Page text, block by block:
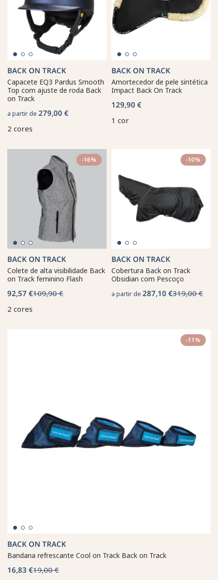
BACK ON TRACK
Capacete EQ3 Pardus Smooth
Top com ajuste de roda Back
on Track
a partir de 279,00 €
2 cores
BACK ON TRACK
Amortecedor de pele sintética
Impact Back On Track
129,90 €
1 cor
-16%
BACK ON TRACK
Colete de alta visibilidade Back
on Track feminino Flash
92,57 €109,90 €
2 cores
-10%
BACK ON TRACK
Cobertura Back on Track
Obsidian com Pescoço
a partir de 287,10 €319,00 €
-11%
BACK ON TRACK
Bandana refrescante Cool on Track Back on Track
16,83 €19,00 €